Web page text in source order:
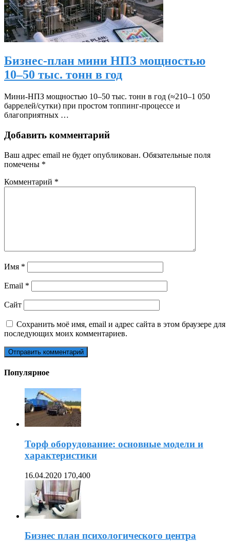
Бизнес-план мини НПЗ мощностью
10–50 тыс. тонн в год
Мини‑НПЗ мощностью 10–50 тыс. тонн в год (≈210–1 050
баррелей/сутки) при простом топпинг‑процессе и
благоприятных …
Добавить комментарий
Ваш адрес email не будет опубликован. Обязательные поля
помечены *
Комментарий *
Имя *
Email *
Сайт
Сохранить моё имя, email и адрес сайта в этом браузере для
последующих моих комментариев.
Популярное
Торф оборудование: основные модели и
характеристики
16.04.2020 170,400
Бизнес план психологического центра